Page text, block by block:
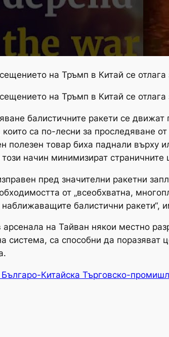
на Тръмп в Китай се
на Тръмп в Китай се
балистичните ракети се
които са по-лесни за проследяване
полезен товар биха паднали върху
начин минимизират страничните
пред значителни ракетни
от „всеобхватна,
балистични ракети“,
на Тайван някои местно
система, са способни да
Китайска Търговско-